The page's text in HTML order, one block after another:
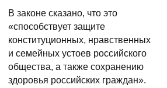
В законе сказано, что это
«способствует защите
конституционных, нравственных
и семейных устоев российского
общества, а также сохранению
здоровья российских граждан».